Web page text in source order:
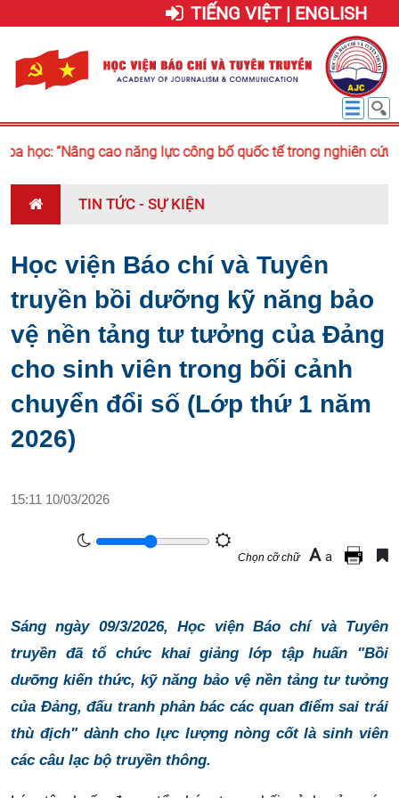
TIẾNG VIỆT | ENGLISH
học: “Nâng cao năng lực công bố quốc tế trong nghiên
TIN TỨC - SỰ KIỆN
Học viện Báo chí và Tuyên
truyền bồi dưỡng kỹ năng bảo
vệ nền tảng tư tưởng của Đảng
cho sinh viên trong bối cảnh
chuyển đổi số (Lớp thứ 1 năm
2026)
15:11 10/03/2026
Chọn cỡ chữ A a
Sáng ngày 09/3/2026, Học viện Báo chí và Tuyên
truyền đã tổ chức khai giảng lớp tập huấn "Bồi
dưỡng kiến thức, kỹ năng bảo vệ nền tảng tư tưởng
của Đảng, đấu tranh phản bác các quan điểm sai trái
thù địch" dành cho lực lượng nòng cốt là sinh viên
các câu lạc bộ truyền thông.